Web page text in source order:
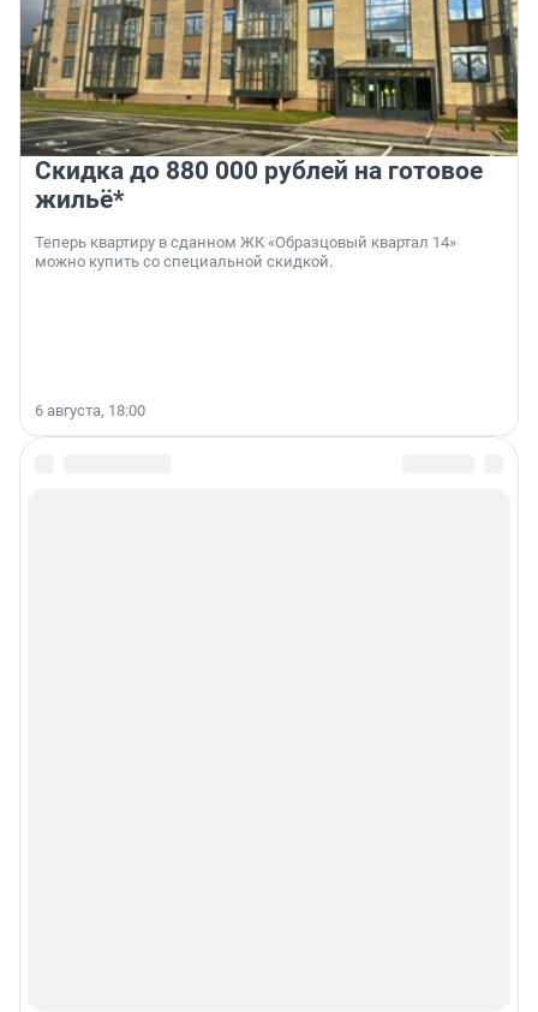
Скидка до 880 000 рублей на готовое
жильё*
Теперь квартиру в сданном ЖК «Образцовый квартал 14»
можно купить со специальной скидкой.
6 августа, 18:00